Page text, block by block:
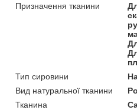
Призначення тканини
Тип сировини
Вид натуральної тканини
Тканина